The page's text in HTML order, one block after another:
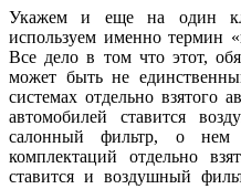
Укажем и еще на один
используем именно термин
Все дело в том что этот,
может быть не
системах отдельно взятого
автомобилей ставится
салонный фильтр, о нем
комплектаций отдельно
ставится и воздушный